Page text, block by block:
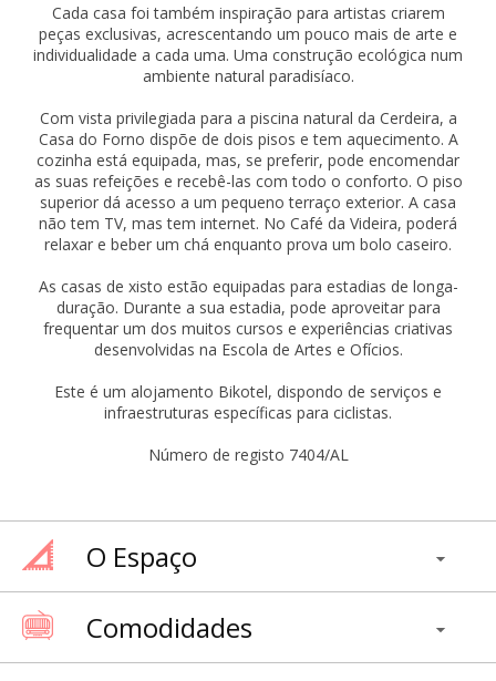
Cada casa foi também inspiração para artistas criarem
peças exclusivas, acrescentando um pouco mais de arte e
individualidade a cada uma. Uma construção ecológica num
ambiente natural paradisíaco.
Com vista privilegiada para a piscina natural da Cerdeira, a
Casa do Forno dispõe de dois pisos e tem aquecimento. A
cozinha está equipada, mas, se preferir, pode encomendar
as suas refeições e recebê-las com todo o conforto. O piso
superior dá acesso a um pequeno terraço exterior. A casa
não tem TV, mas tem internet. No Café da Videira, poderá
relaxar e beber um chá enquanto prova um bolo caseiro.
As casas de xisto estão equipadas para estadias de longa-
duração. Durante a sua estadia, pode aproveitar para
frequentar um dos muitos cursos e experiências criativas
desenvolvidas na Escola de Artes e Ofícios.
Este é um alojamento Bikotel, dispondo de serviços e
infraestruturas específicas para ciclistas.
Número de registo 7404/AL
O Espaço
Comodidades